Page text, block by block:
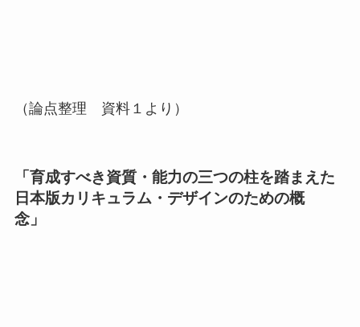
（論点整理 資料１より）
「育成すべき資質・能力の三つの柱を踏まえた
日本版カリキュラム・デザインのための概
念」